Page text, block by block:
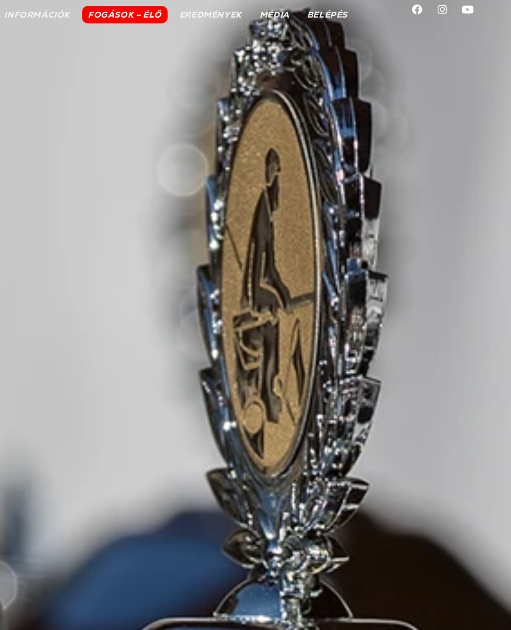
INFORMÁCIÓK FOGÁSOK – ÉLŐ EREDMÉNYEK MÉDIA BELÉPÉS